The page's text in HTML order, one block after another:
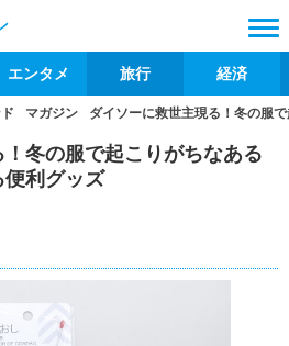
エンタメ 旅行 経済
マガジン ダイソーに救世主現る！冬の服
冬の服で起こりがちなある
便利グッズ